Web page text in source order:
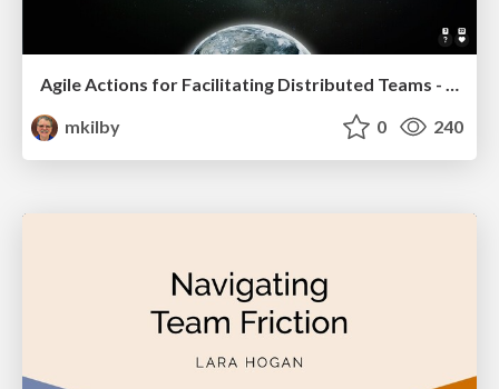
Agile Actions for Facilitating Distributed Teams - ADO2019
mkilby
0 240